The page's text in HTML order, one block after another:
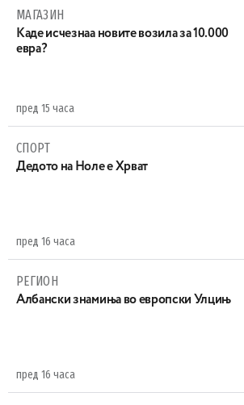
МАГАЗИН
Каде исчезнаа новите возила за 10.000
евра?
пред 15 часа
СПОРТ
Дедото на Ноле е Хрват
пред 16 часа
РЕГИОН
Aлбански знамиња во европски Улцињ
пред 16 часа